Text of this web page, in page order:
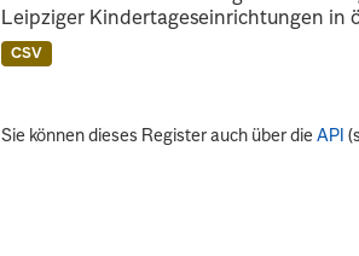
Leipziger Kindertageseinrichtungen in
CSV
Sie können dieses Register auch über dieAPI